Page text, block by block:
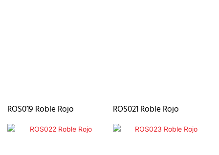
ROS019 Roble Rojo ROS021 Roble Rojo